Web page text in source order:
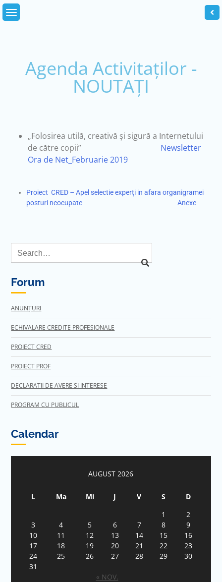
Agenda Activitaților -
NOUTAȚI
„Folosirea utilă, creativă şi sigură a Internetului
de către copii” Newsletter
Ora de Net_Februarie 2019
Proiect CRED – Apel selectie experți in afara organigramei
posturi neocupate
Anexe
Forum
ANUNȚURI
ECHIVALARE CREDITE PROFESIONALE
PROIECT CRED
PROIECT PROF
DECLARATII DE AVERE SI INTERESE
PROGRAM CU PUBLICUL
Calendar
AUGUST 2026
L Ma Mi J V S
D
1
2
3
4 5 6 7 8
9
10
11 12 13 14 15
16
17
18 19 20 21 22
23
24
25 26 27 28 29
30
31
« NOV.